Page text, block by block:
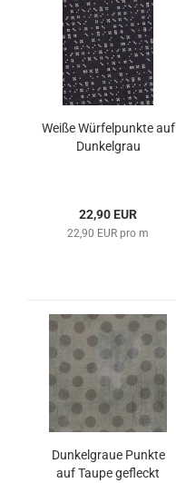
Weiße Würfelpunkte auf
Dunkelgrau
22,90 EUR
22,90 EUR pro m
Dunkelgraue Punkte
auf Taupe gefleckt